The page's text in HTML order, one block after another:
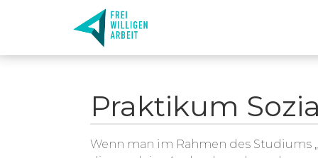
Praktikum
Wenn man im Rahmen des Studiums